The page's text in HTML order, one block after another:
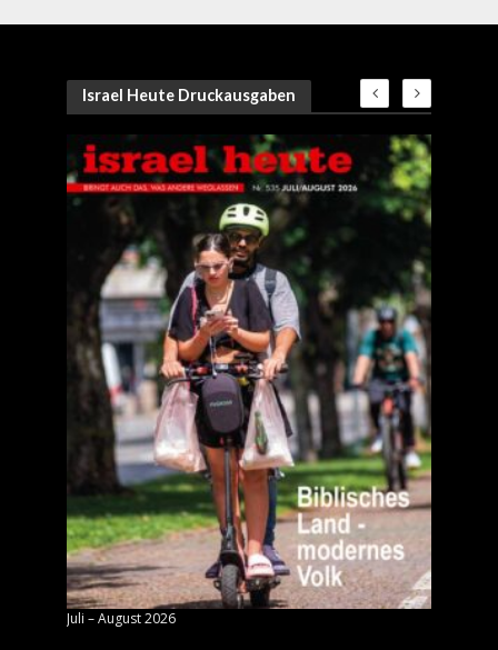
Israel Heute Druckausgaben
Juli – August 2026